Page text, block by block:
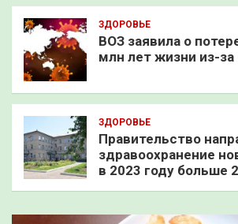
ЗДОРОВЬЕ
ВОЗ заявила о
млн лет жизни из-за
ЗДОРОВЬЕ
Правительство
здравоохранение
в 2023 году больше